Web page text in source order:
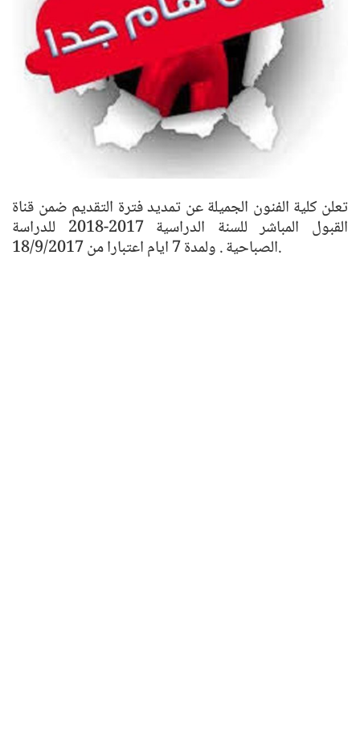
تعلن كلية الفنون الجميلة عن تمديد فترة التقديم ضمن قناة
القبول المباشر للسنة الدراسية 2017-2018 للدراسة
الصباحية . ولمدة 7 ايام اعتبارا من 18/9/2017.